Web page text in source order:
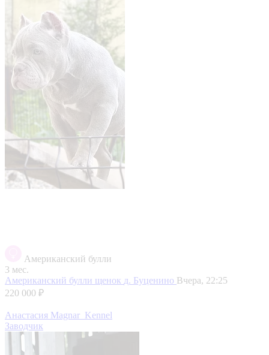
Американский булли
3 мес.
Американский булли щенок д. Буценино Вчера, 22:25
220 000 ₽
Анастасия Magnar_Kennel
Заводчик